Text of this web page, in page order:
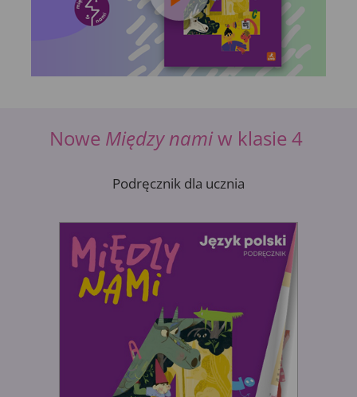
Nowe Między namiw klasie 4
Podręcznik dla ucznia